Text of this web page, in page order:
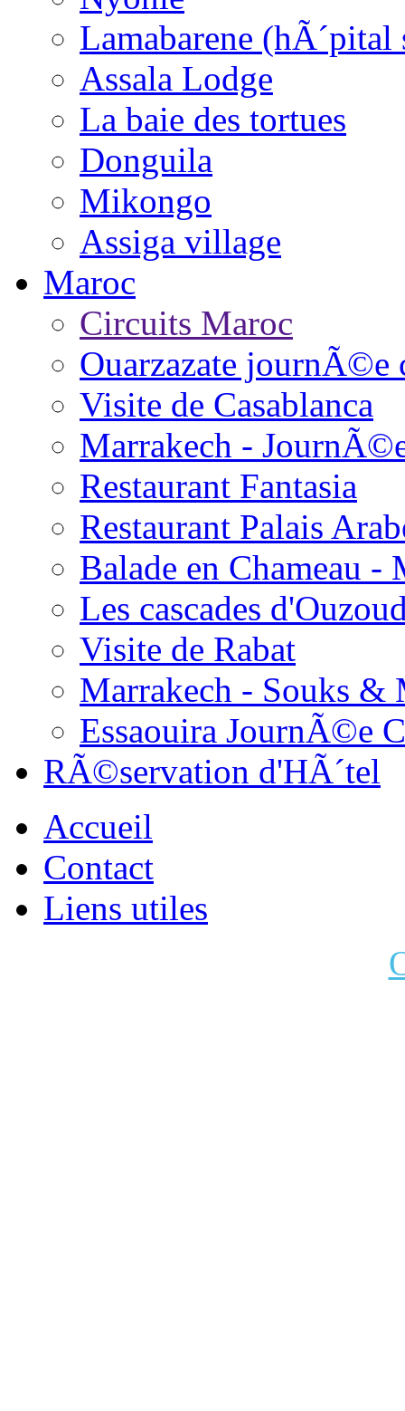
Lamabarene (hÃ´pital
Assala Lodge
La baie des tortues
Donguila
Mikongo
Assiga village
Maroc
Circuits Maroc
Ouarzazate journÃ©e
Visite de Casablanca
Marrakech -
Restaurant Fantasia
Restaurant Palais
Balade en Chameau -
Les cascades
Visite de Rabat
Marrakech - Souks &
Essaouira JournÃ©e
RÃ©servation d'HÃ´tel
Accueil
Contact
Liens utiles